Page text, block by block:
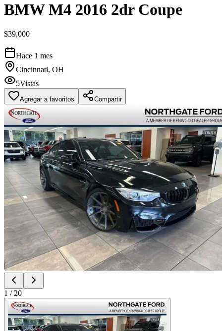
BMW M4 2016 2dr Coupe
$39,000
Hace 1 mes
Cincinnati, OH
5Vistas
Agregar a favoritos Compartir
1 / 20